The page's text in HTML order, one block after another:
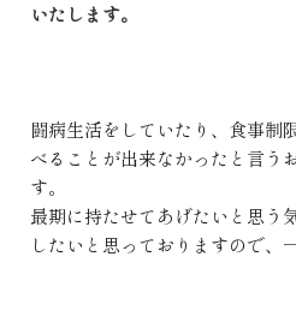
いたします。
闘病生活をしていたり、食事制
べることが出来なかったと言う
す。
最期に持たせてあげたいと思う
したいと思っておりますので、